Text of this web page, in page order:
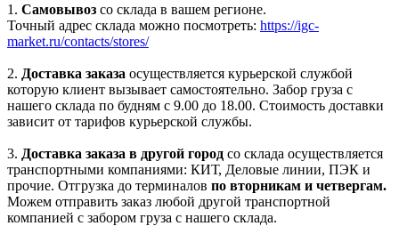
1. Самовывоз со склада в вашем регионе.
Точный адрес склада можно посмотреть: https://igc-
market.ru/contacts/stores/
2. Доставка заказа осуществляется курьерской службой
которую клиент вызывает самостоятельно. Забор груза с
нашего склада по будням с 9.00 до 18.00. Стоимость доставки
зависит от тарифов курьерской службы.
3. Доставка заказа в другой город со склада осуществляется
транспортными компаниями: КИТ, Деловые линии, ПЭК и
прочие. Отгрузка до терминалов по вторникам и четвергам.
Можем отправить заказ любой другой транспортной
компанией с забором груза с нашего склада.